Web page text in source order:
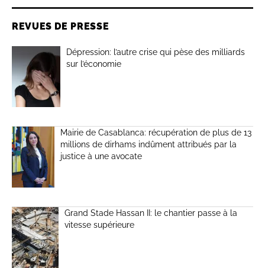
REVUES DE PRESSE
Dépression: l’autre crise qui pèse des milliards
sur l’économie
Mairie de Casablanca: récupération de plus de 13
millions de dirhams indûment attribués par la
justice à une avocate
Grand Stade Hassan II: le chantier passe à la
vitesse supérieure